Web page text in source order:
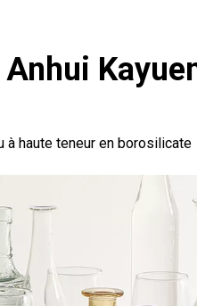
Anhui
à haute teneur en borosilicate